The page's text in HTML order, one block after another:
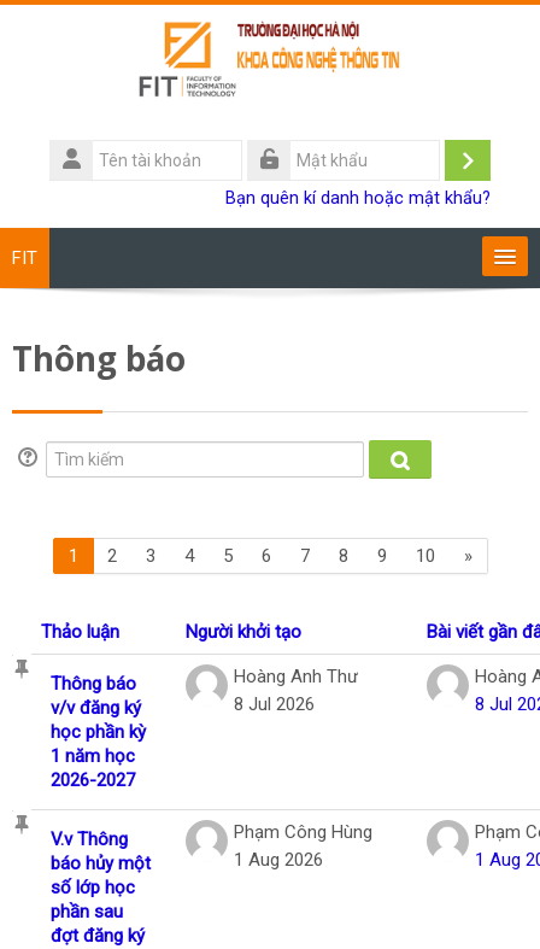
Tên
tài
Đăng
Bạn quên kí danh hoặc mật khẩu?
FIT
Giảng viên
Sinh viên
Tiếng Việt
kiếm
khoá
học
Gửi
Thông báo
Tìm kiếm
Tìm kiếm
1 (current)
2 3 4 5 6 7 8 9 10 »Trang
Danh sách các cuộc thảo luận. Đang
Thảo luận Người khởi tạo Bài viết gần
Thông báo
v/v đăng ký
học phần kỳ
1 năm học
2026-2027
Hoàng Anh Thư
8 Jul 2026
Hoàng
8 Jul
V.v Thông
báo hủy một
số lớp học
phần sau
đợt đăng ký
Phạm Công Hùng
1 Aug 2026
Phạm
1 Aug